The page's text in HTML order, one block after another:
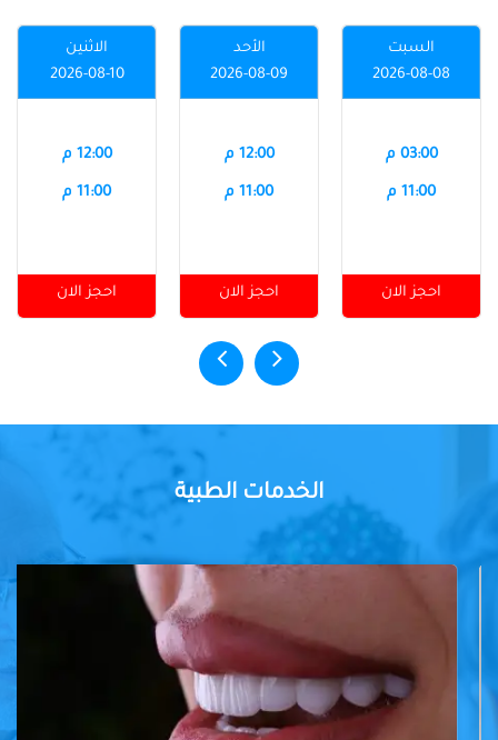
السبت
2026-08-08
03:00 م
11:00 م
احجز الان
الأحد
2026-08-09
12:00 م
11:00 م
احجز الان
الاثنين
2026-08-10
12:00 م
11:00 م
احجز الان
الخدمات الطبية